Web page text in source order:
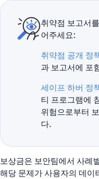
취약점 보고서
어주세요:
취약점 공개 정
과 보고서에 포
세이프 하버 정
티 프로그램에
위험으로부터
다.
보상금은 보안팀에서 사례
해당 문제가 사용자의 데이